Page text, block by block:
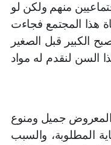
منهم ولكن لو
هذا المجتمع فجاءت
الكبير قبل الصغير
السن لنقدم له مواد
جميل ومنوع
المطلوبة، والسبب